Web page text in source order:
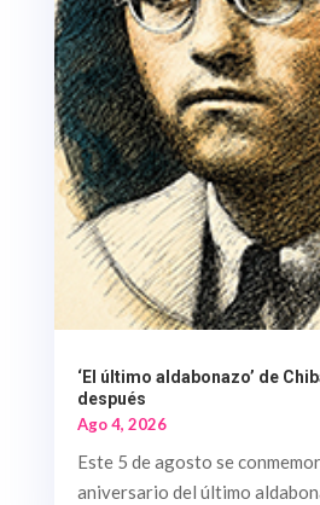
‘El último aldabonazo’ de
después
Ago 4, 2026
Este 5 de agosto se
aniversario del último